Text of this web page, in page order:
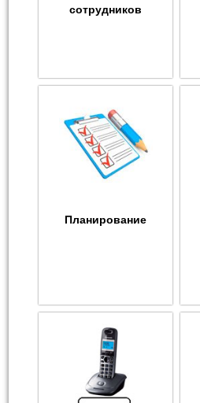
сотрудников
Планирование